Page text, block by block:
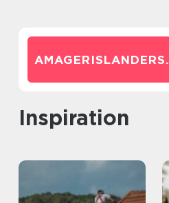
AMAGERISLANDERS.
inspiration